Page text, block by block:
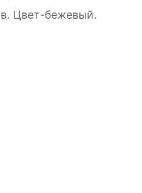
Цвет-бежевый.